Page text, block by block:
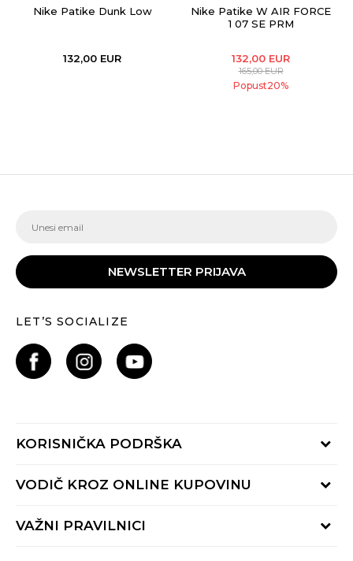
Nike Patike Dunk Low
132,00 EUR
Nike Patike W AIR FORCE
1 07 SE PRM
132,00 EUR
165,00EUR
Popust20%
NEWSLETTER PRIJAVA
LET’S SOCIALIZE
KORISNIČKA PODRŠKA
Provjeri status porudžbine
Radno vrijeme 9-16h
VODIČ KROZ ONLINE KUPOVINU
Načini isporuke
VAŽNI PRAVILNICI